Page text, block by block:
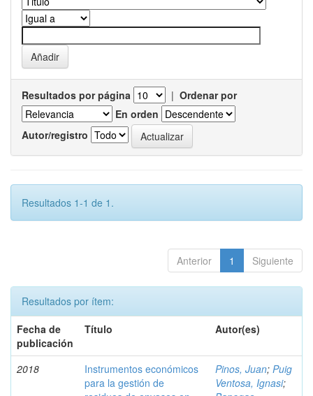
Resultados por página | Ordenar por
En orden
Autor/registro
Resultados 1-1 de 1.
Anterior 1 Siguiente
Resultados por ítem:
Fecha de
publicación
Título Autor(es)
2018
Instrumentos económicos
para la gestión de
Pinos, Juan; Puig
Ventosa, Ignasi;